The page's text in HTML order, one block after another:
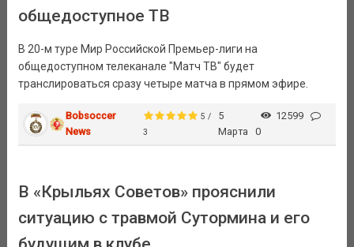
общедоступное ТВ
В 20-м туре Мир Российской Премьер-лиги на
общедоступном телеканале "Матч ТВ" будет
транслироваться сразу четыре матча в прямом эфире.
Bobsoccer
News
5 /
3
5
Марта
12599
0
В «Крыльях Советов» прояснили
ситуацию с травмой Сутормина и его